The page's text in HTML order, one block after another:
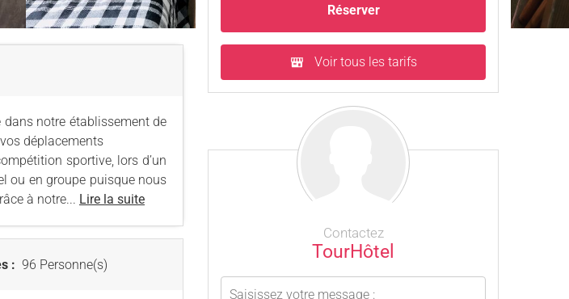
notre établissement de
déplacements
sportive, lors d’un
ou en groupe puisque nous
à notre... Lire la suite
: 96 Personne(s)
Réserver
Voir tous les tarifs
Contactez
TourHôtel